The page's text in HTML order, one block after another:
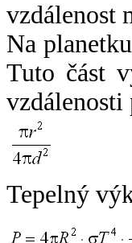
vzdálenost
Na
Tuto část
vzdálenosti
Tepelný